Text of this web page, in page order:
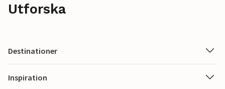
Utforska
Destinationer
Inspiration